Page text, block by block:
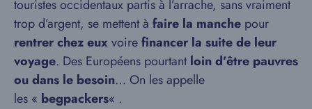
touristes occidentaux partis à l’arrache, sans vraiment
trop d’argent, se mettent à faire la manche pour
rentrer chez eux voirefinancer la suite de leur
voyage. Des Européens pourtantloin d’être pauvres
ou dans le besoin… On les appelle
les « begpackers« .